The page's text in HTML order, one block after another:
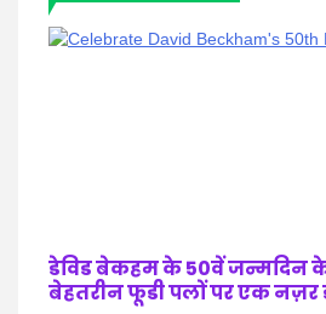
डेविड बेकहम के 50वें जन्मदिन
बेहतरीन फूडी पलों पर एक नज़र